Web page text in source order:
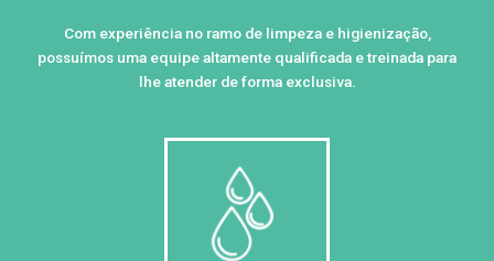
Com experiência no ramo de limpeza e higienização,
possuímos uma equipe altamente qualificada e treinada para
lhe atender de forma exclusiva.